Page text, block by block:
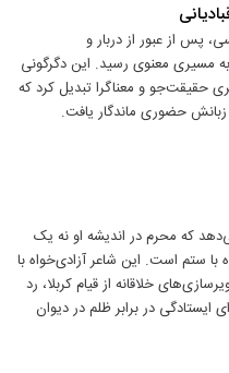
پس از عبور از دربار و
معنوی رسید. این دگرگونی
حقیقت‌جو و معناگرا تبدیل کرد که
حضوری ماندگار یافت.
که محرم در اندیشه او نه یک
ستم است. این شاعر آزادی‌خواه با
خلاقانه از قیام کربلا، رد
ایستادگی در برابر ظلم در دیوان